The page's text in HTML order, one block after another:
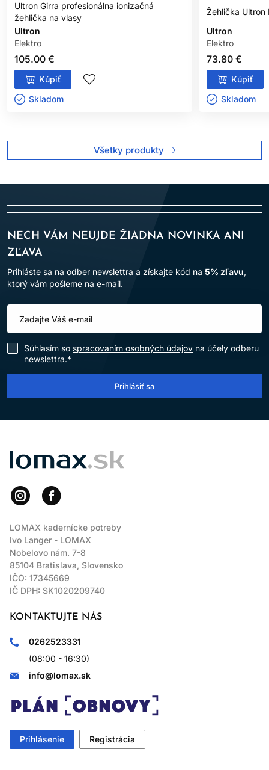
Ultron Girra profesionálna ionizačná
žehlička na vlasy
Ultron
Elektro
105.00 €
Kúpiť
Skladom ㅤ
Žehlička Ultron
Ultron
Elektro
73.80 €
Kúpiť
Skladom ㅤ
Všetky produkty
NECH VÁM NEUJDE ŽIADNA NOVINKA ANI
ZĽAVA
Prihláste sa na odber newslettra a získajte kód na 5% zľavu,
ktorý vám pošleme na e-mail.
Súhlasím so spracovaním osobných údajov na účely odberu
newslettra.*
Prihlásiť sa
LOMAX
LOMAX kadernícke potreby
Ivo Langer - LOMAX
Nobelovo nám. 7-8
85104 Bratislava, Slovensko
IČO: 17345669
IČ DPH: SK1020209740
KONTAKTUJTE NÁS
0262523331
(08:00 - 16:30)
info@lomax.sk
Prihlásenie Registrácia